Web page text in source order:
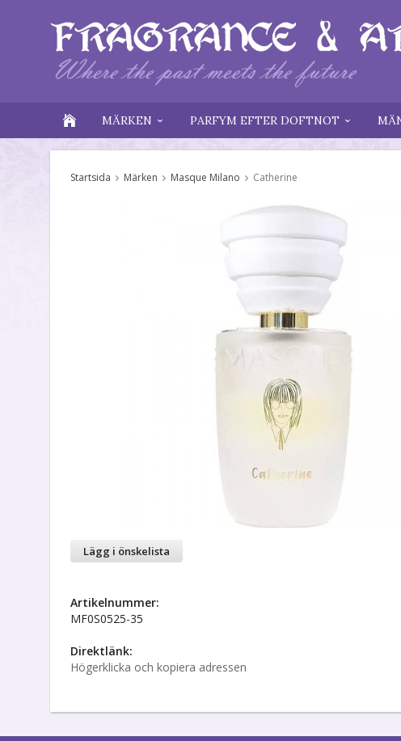
MÄRKEN PARFYM EFTER DOFTNOT
Startsida Märken Masque Milano Catherine
Lägg i önskelista
Artikelnummer:
MF0S0525-35
Direktlänk:
Högerklicka och kopiera adressen